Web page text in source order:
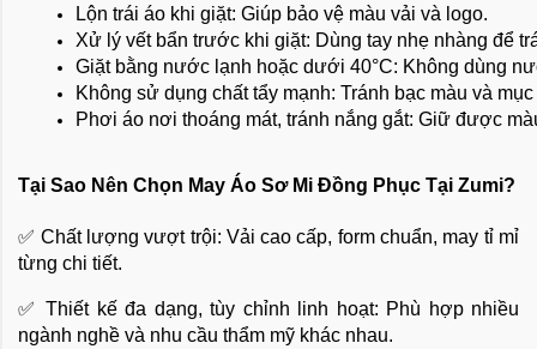
Lộn trái áo khi giặt: Giúp bảo vệ màu vải và logo.
Xử lý vết bẩn trước khi giặt: Dùng tay nhẹ nhàng để
Giặt bằng nước lạnh hoặc dưới 40°C: Không dùng
Không sử dụng chất tẩy mạnh: Tránh bạc màu và
Phơi áo nơi thoáng mát, tránh nắng gắt: Giữ được
Tại Sao Nên Chọn May Áo Sơ Mi Đồng Phục Tại Zumi?
✅ Chất lượng vượt trội: Vải cao cấp, form chuẩn, may tỉ mỉ
từng chi tiết.
✅ Thiết kế đa dạng, tùy chỉnh linh hoạt: Phù hợp nhiều
ngành nghề và nhu cầu thẩm mỹ khác nhau.